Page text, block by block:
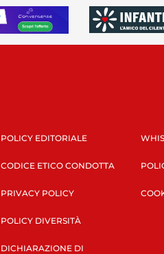
POLICY EDITORIALE
CODICE ETICO CONDOTTA
PRIVACY POLICY
POLICY DIVERSITÀ
DICHIARAZIONE DI